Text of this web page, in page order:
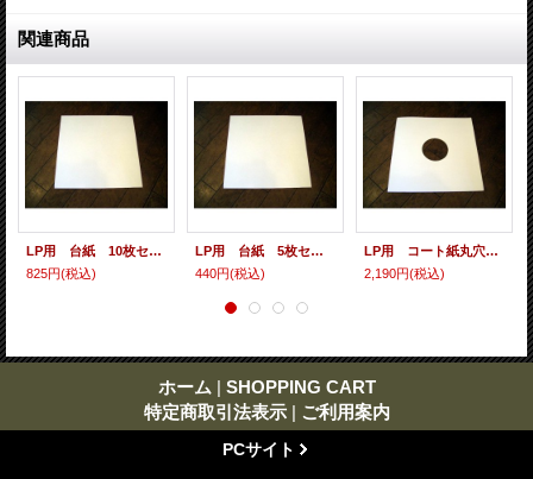
関連商品
LP用 台紙 10枚セット
825円(税込)
LP用 台紙 5枚セット
440円(税込)
LP用 コート紙丸穴ジャケ 10枚セット
2,190円(税込)
ホーム | SHOPPING CART
特定商取引法表示 | ご利用案内
PCサイト